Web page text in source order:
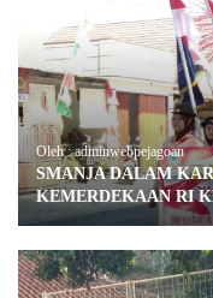
Oleh : adminwebpejagoan
SMANJA DALAM
KEMERDEKAAN RI